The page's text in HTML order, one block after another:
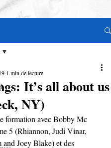
It’s all about us
NY)
1 min de lecture
formation avec Bobby Mc
5 (Rhiannon, Judi Vinar,
Joey Blake) et des